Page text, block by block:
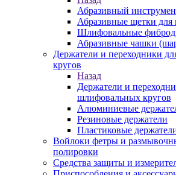
Абразивный
Абразивные щетки для
Шлифовальные
Абразивные чашки
Держатели и переходники
кругов
Назад
Держатели и
шлифовальных кругов
Алюминиевые
Резиновые держатели
Пластиковые
Войлоки фетры и
полировки
Средства защиты и